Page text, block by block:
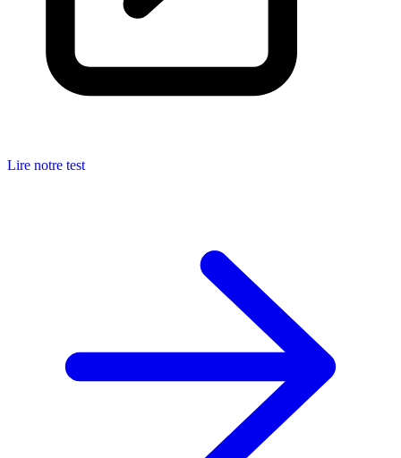
Lire notre test